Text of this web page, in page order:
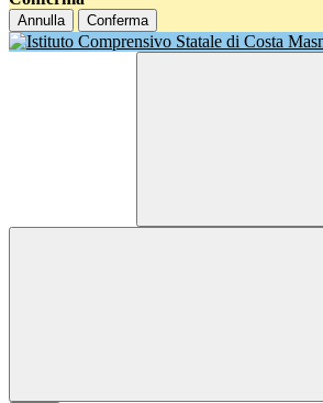
Annulla Conferma